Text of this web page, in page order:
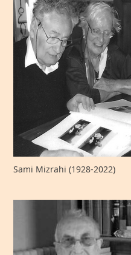
Sami Mizrahi (1928-2022)